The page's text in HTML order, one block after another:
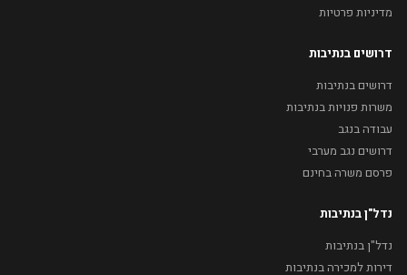
מדיניות פרטיות
דרושים בנתיבות
דרושים בנתיבות
משרות פנויות בנתיבות
עבודה בנגב
דרושים נגב מערבי
פרסם משרה בחינם
נדל"ן בנתיבות
נדל"ן בנתיבות
דירות למכירה בנתיבות